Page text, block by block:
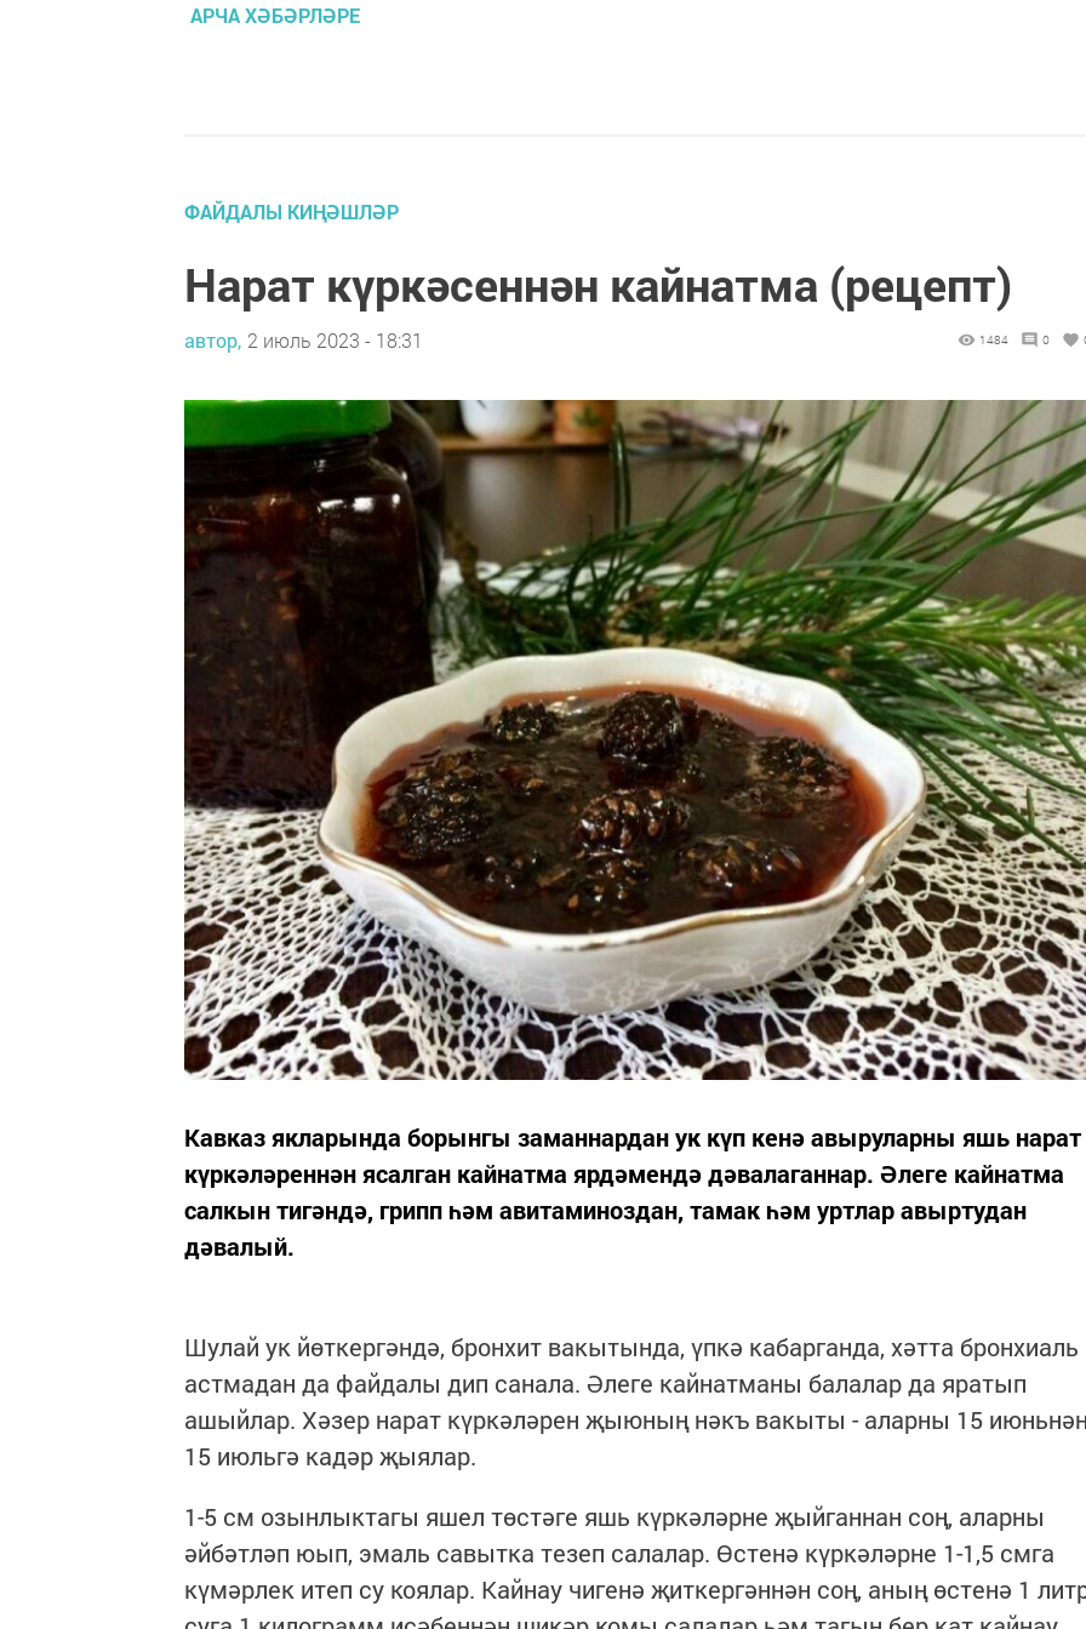
АРЧА ХӘБӘРЛӘРЕ
ФАЙДАЛЫ КИҢӘШЛӘР
Нарат күркәсеннән кайнатма (рецепт)
автор, 2 июль 2023 - 18:31 1484 0
Кавказ якларында борынгы заманнардан ук күп кенә авыруларны яшь нарат
күркәләреннән ясалган кайнатма ярдәмендә дәвалаганнар. Әлеге кайнатма
салкын тигәндә, грипп һәм авитаминоздан, тамак һәм уртлар авыртудан
дәвалый.
Шулай ук йөткергәндә, бронхит вакытында, үпкә кабарганда, хәтта бронхиаль
астмадан да файдалы дип санала. Әлеге кайнатманы балалар да яратып
ашыйлар. Хәзер нарат күркәләрен җыюның нәкъ вакыты - аларны 15
15 июльгә кадәр җыялар.
1-5 см озынлыктагы яшел төстәге яшь күркәләрне җыйганнан соң, аларны
әйбәтләп юып, эмаль савытка тезеп салалар. Өстенә күркәләрне 1-1,5 смга
күмәрлек итеп су коялар. Кайнау чигенә җиткергәннән соң, аның өстенә 1